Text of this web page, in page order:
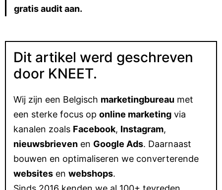
gratis audit aan.
Dit artikel werd geschreven
door KNEET.
Wij zijn een Belgisch marketingbureau met
een sterke focus op online marketing via
kanalen zoals Facebook, Instagram,
nieuwsbrieven en Google Ads. Daarnaast
bouwen en optimaliseren we converterende
websites en webshops.